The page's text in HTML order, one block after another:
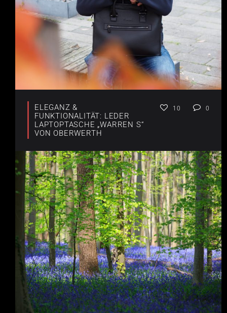
ELEGANZ &
FUNKTIONALITÄT: LEDER
LAPTOPTASCHE „WARREN S“
VON OBERWERTH
10 0